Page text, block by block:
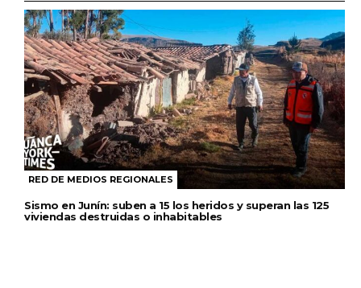
RED DE MEDIOS REGIONALES
Sismo en Junín: suben a 15 los heridos y superan las 125
viviendas destruidas o inhabitables